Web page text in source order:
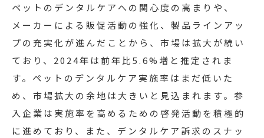
ペットのデンタルケアへの関心度の高まりや、
メーカーによる販促活動の強化、製品ラインアッ
プの充実化が進んだことから、市場は拡大が続い
ており、2024年は前年比5.6%増と推定されま
す。ペットのデンタルケア実施率はまだ低いた
め、市場拡大の余地は大きいと見込まれます。参
入企業は実施率を高めるための啓発活動を積極的
に進めており、また、デンタルケア訴求のスナッ